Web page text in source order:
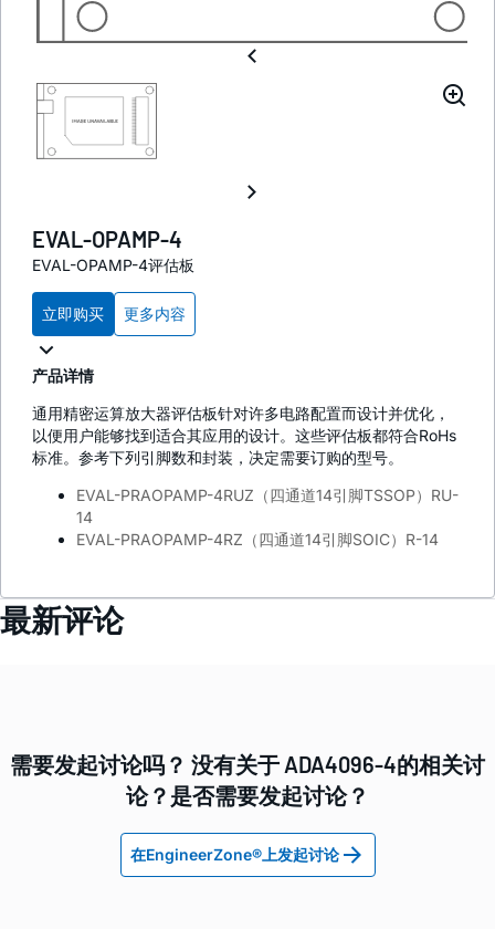
EVAL-OPAMP-4
EVAL-OPAMP-4评估板
立即购买 更多内容
产品详情
通用精密运算放大器评估板针对许多电路配置而设计并优化，
以便用户能够找到适合其应用的设计。这些评估板都符合RoHs
标准。参考下列引脚数和封装，决定需要订购的型号。
EVAL-PRAOPAMP-4RUZ （四通道14引脚TSSOP） RU-
14
EVAL-PRAOPAMP-4RZ （四通道14引脚SOIC） R-14
最新评论
需要发起讨论吗？ 没有关于 ADA4096-4的相关讨
论？是否需要发起讨论？
在EngineerZone®上发起讨论